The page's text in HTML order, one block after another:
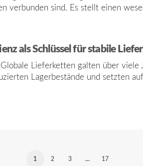
verbunden sind. Es stellt einen
als Schlüssel für stabile
Lieferketten galten über
Lagerbestände und setzten
1 2 3 … 17